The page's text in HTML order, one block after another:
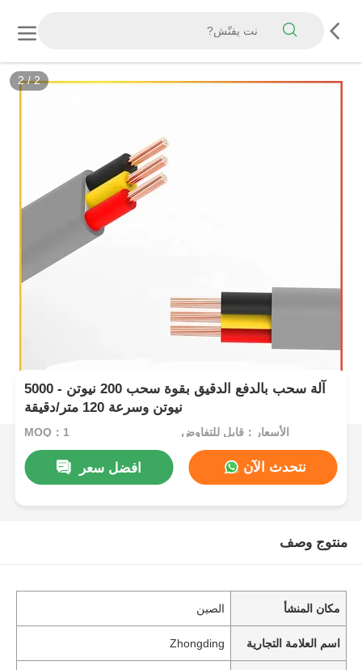
2/2
آلة سحب بالدفع الدقيق بقوة سحب 200 نيوتن - 5000
نيوتن وسرعة 120 متر/دقيقة
MOQ：1 الأسعار：قابل للتفاوض
افضل سعر نتحدث الآن
منتوج وصف
مكان المنشأ الصين
اسم العلامة التجارية Zhongding